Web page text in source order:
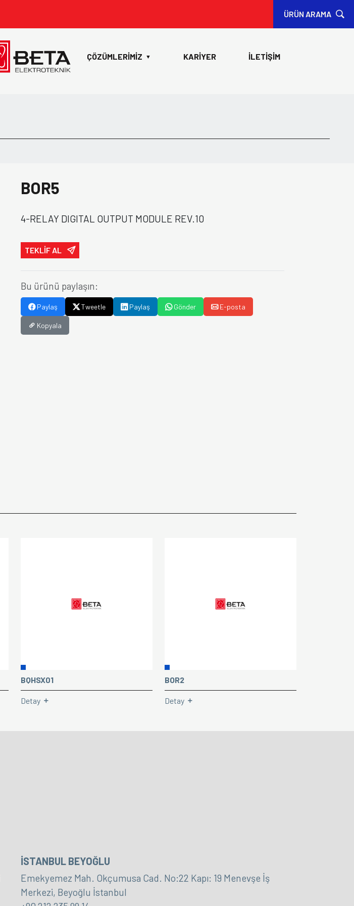
ÜRÜN ARAMA
ÇÖZÜMLERİMİZ ▼ KARİYER İLETİŞİM
BOR5
4-RELAY DIGITAL OUTPUT MODULE REV.10
TEKLİF AL
Bu ürünü paylaşın:
Paylaş Tweetle Paylaş Gönder E-posta
Kopyala
BQHSX01
Detay
BOR2
Detay
İSTANBUL BEYOĞLU
Emekyemez Mah. Okçumusa Cad. No:22 Kapı: 19 Menevşe İş
Merkezi, Beyoğlu İstanbul